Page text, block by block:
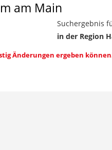
am Main
Suchergebnis
in der Region
Änderungen ergeben